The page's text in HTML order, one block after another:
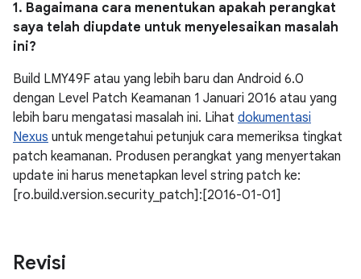
1. Bagaimana cara menentukan apakah perangkat
saya telah diupdate untuk menyelesaikan masalah
ini?
Build LMY49F atau yang lebih baru dan Android 6.0
dengan Level Patch Keamanan 1 Januari 2016 atau yang
lebih baru mengatasi masalah ini. Lihat dokumentasi
Nexus untuk mengetahui petunjuk cara memeriksa tingkat
patch keamanan. Produsen perangkat yang menyertakan
update ini harus menetapkan level string patch ke:
[ro.build.version.security_patch]:[2016-01-01]
Revisi